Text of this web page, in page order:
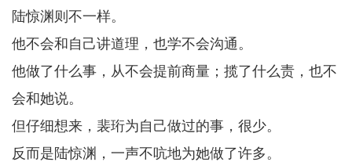
陆惊渊则不一样。
他不会和自己讲道理，也学不会沟通。
他做了什么事，从不会提前商量；揽了什么责，也不
会和她说。
但仔细想来，裴珩为自己做过的事，很少。
反而是陆惊渊，一声不吭地为她做了许多。